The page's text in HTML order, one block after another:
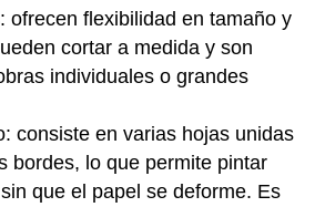
ofrecen flexibilidad en tamaño y
cortar a medida y son
individuales o grandes
consiste en varias hojas unidas
bordes, lo que permite pintar
que el papel se deforme. Es